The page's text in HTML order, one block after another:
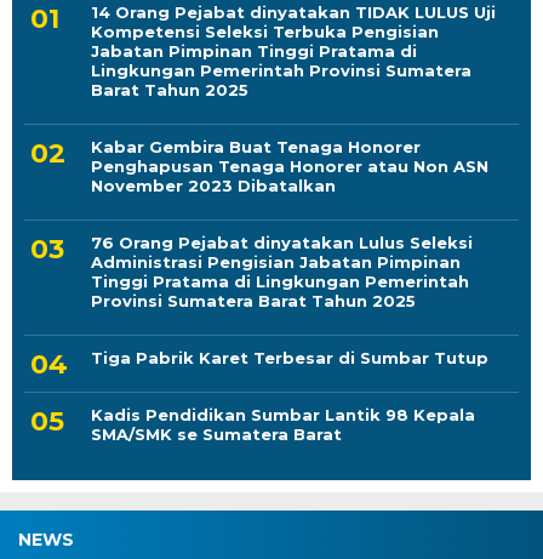
14 Orang Pejabat dinyatakan TIDAK LULUS Uji
Kompetensi Seleksi Terbuka Pengisian
Jabatan Pimpinan Tinggi Pratama di
Lingkungan Pemerintah Provinsi Sumatera
Barat Tahun 2025
Kabar Gembira Buat Tenaga Honorer
Penghapusan Tenaga Honorer atau Non ASN
November 2023 Dibatalkan
76 Orang Pejabat dinyatakan Lulus Seleksi
Administrasi Pengisian Jabatan Pimpinan
Tinggi Pratama di Lingkungan Pemerintah
Provinsi Sumatera Barat Tahun 2025
Tiga Pabrik Karet Terbesar di Sumbar Tutup
Kadis Pendidikan Sumbar Lantik 98 Kepala
SMA/SMK se Sumatera Barat
NEWS